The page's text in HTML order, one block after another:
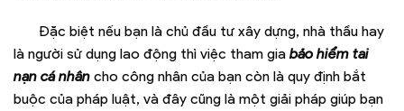
Đặc biệt nếu bạn là chủ đầu tư xây dựng, nhà thầu hay
là người sử dụng lao động thì việc tham gia bảo hiểm tai
nạn cá nhân cho công nhân của bạn còn là quy định bắt
buộc của pháp luật, và đây cũng là một giải pháp giúp bạn